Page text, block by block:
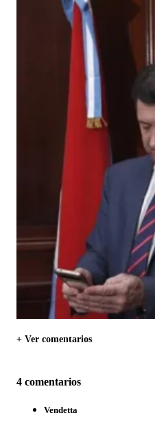
+ Ver comentarios
4 comentarios
Vendetta